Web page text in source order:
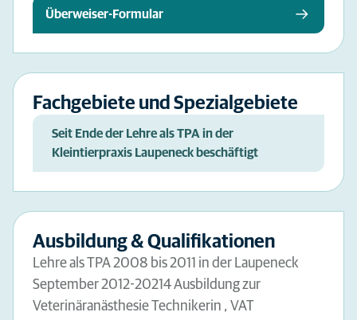
Überweiser-Formular
Fachgebiete und Spezialgebiete
Seit Ende der Lehre als TPA in der
Kleintierpraxis Laupeneck beschäftigt
Ausbildung & Qualifikationen
Lehre als TPA 2008 bis 2011 in der Laupeneck
September 2012-20214 Ausbildung zur
Veterinäranästhesie Technikerin , VAT